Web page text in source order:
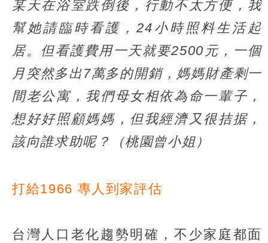
某天在浴室跌倒後，行動不太方便，我
幫她請臨時看護，24小時照料生活起
居。但看護費用一天就要2500元，一個
月突然多出7萬多的開銷，媽媽財產剩一
間老公寓，我們母女相依為命一輩子，
想好好照顧媽媽，但我經濟又很拮据，
該向誰求助呢？（桃園曾小姐）
打給1966 專人到家評估
台灣人口老化趨勢明確，不少家庭都面